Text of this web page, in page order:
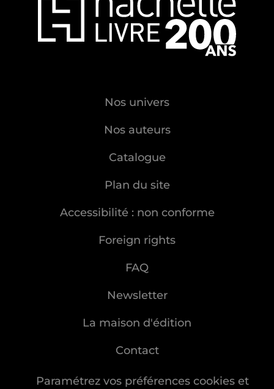
Nos univers
Nos auteurs
Catalogue
Plan du site
Accessibilité : non conforme
Foreign rights
FAQ
Newsletter
La maison d'édition
Contact
Paramétrez vos préférences cookies et